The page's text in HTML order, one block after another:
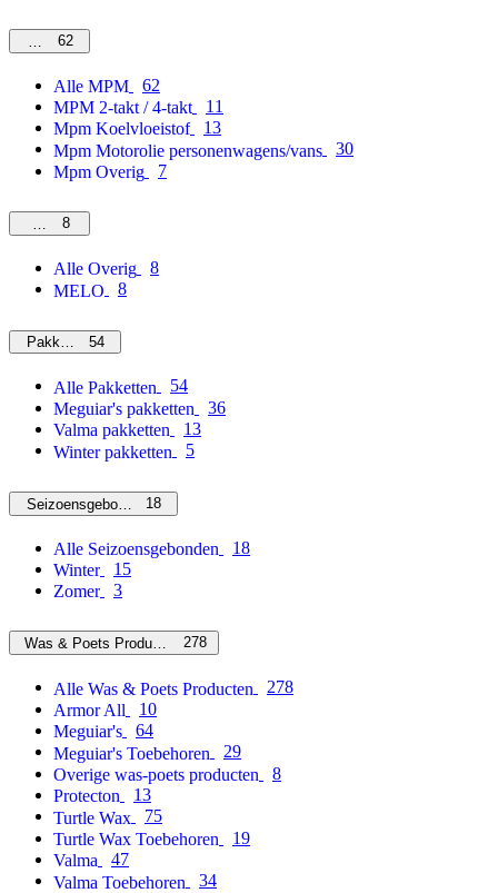
MPM62
Alle MPM
62
MPM 2-takt / 4-takt
11
Mpm Koelvloeistof
13
Mpm Motorolie personenwagens/vans
30
Mpm Overig
7
Overig
8
Alle Overig
8
MELO
8
Pakketten54
Alle Pakketten
54
Meguiar's pakketten
36
Valma pakketten
13
Winter pakketten
5
Seizoensgebonden18
Alle Seizoensgebonden
18
Winter
15
Zomer
3
Was & Poets Producten 278
Alle Was & Poets Producten
278
Armor All
10
Meguiar's
64
Meguiar's Toebehoren
29
Overige was-poets producten
8
Protecton
13
Turtle Wax
75
Turtle Wax Toebehoren
19
Valma
47
Valma Toebehoren
34